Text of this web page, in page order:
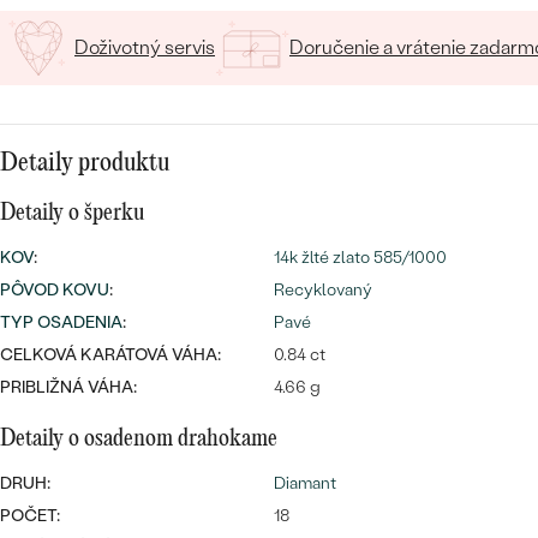
Najpredávanejšie
svadobné
PREZRIEŤ
DRAHOKAM
STRIEBRO
S DRAHOKAMAMI
S PERLAMI
PERSONALIZOVANÉ
SYMBOLICKÉ
PODĽA FARBY
CENOVO DOSTUPNÉ
Doživotný servis Doručenie a vrátenie
Detaily produktu
Detaily o šperku
KOV:
14k žlté zlato 585/1000
PÔVOD KOVU:
Recyklovaný
TYP OSADENIA:
Pavé
CELKOVÁ KARÁTOVÁ VÁHA:
0.84 ct
PRIBLIŽNÁ VÁHA:
4.66 g
Detaily o osadenom drahokame
DRUH:
Diamant
POČET:
18